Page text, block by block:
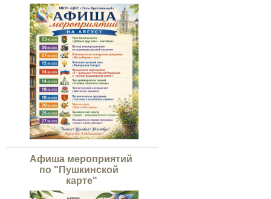
Афиша мероприятий
по "Пушкинской
карте"